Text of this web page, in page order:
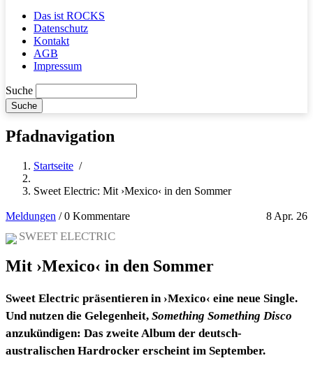
Das ist ROCKS
Datenschutz
Kontakt
AGB
Impressum
Suche
Pfadnavigation
Startseite /
Sweet Electric: Mit ›Mexico‹ in den Sommer
Meldungen 8 Apr. 26
/0 Kommentare
SWEET ELECTRIC
Mit ›Mexico‹ in den Sommer
Sweet Electric präsentieren in ›Mexico‹ eine neue Single.
Und nutzen die Gelegenheit, Something Something Disco
anzukündigen: Das zweite Album der deutsch-
australischen Hardrocker erscheint im September.